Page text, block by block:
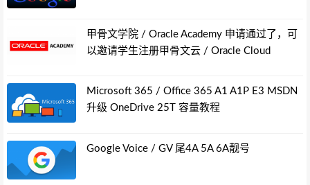
甲骨文学院 / Oracle Academy 申请通过了，可
以邀请学生注册甲骨文云 / Oracle Cloud
Microsoft 365 / Office 365 A1 A1P E3 MSDN
升级 OneDrive 25T 容量教程
Google Voice / GV 尾4A 5A 6A靓号